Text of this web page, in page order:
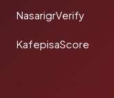
NasarigrVerify
KafepisaScore